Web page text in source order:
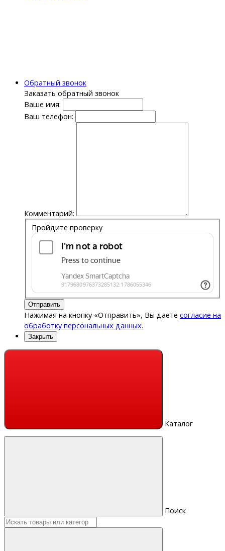
Обратный звонок
Заказать обратный звонок
Ваше имя:
Ваш телефон:
Комментарий:
Пройдите проверку
Отправить
Нажимая на кнопку «Отправить», Вы даете согласие на
обработку персональных данных.
Закрыть
Каталог
Поиск